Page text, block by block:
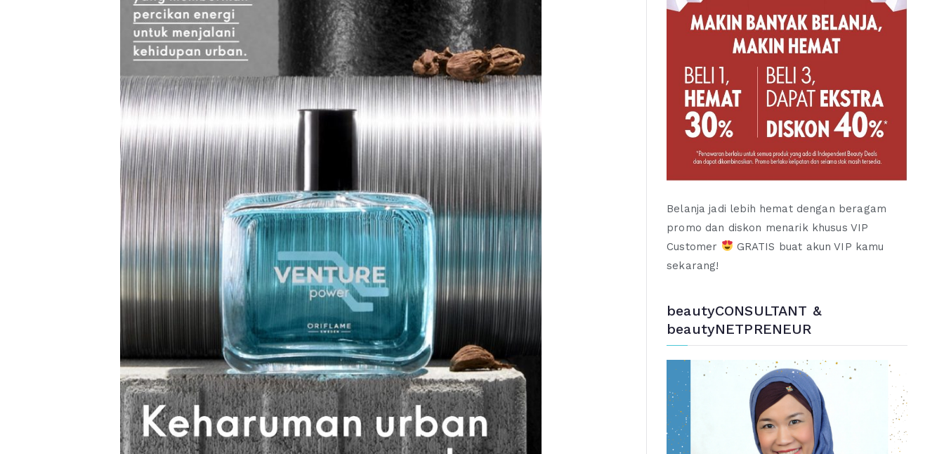
Belanja jadi lebih hemat dengan beragam
promo dan diskon menarik khusus VIP
Customer
GRATIS buat akun VIP kamu
sekarang!
beautyCONSULTANT &
beautyNETPRENEUR